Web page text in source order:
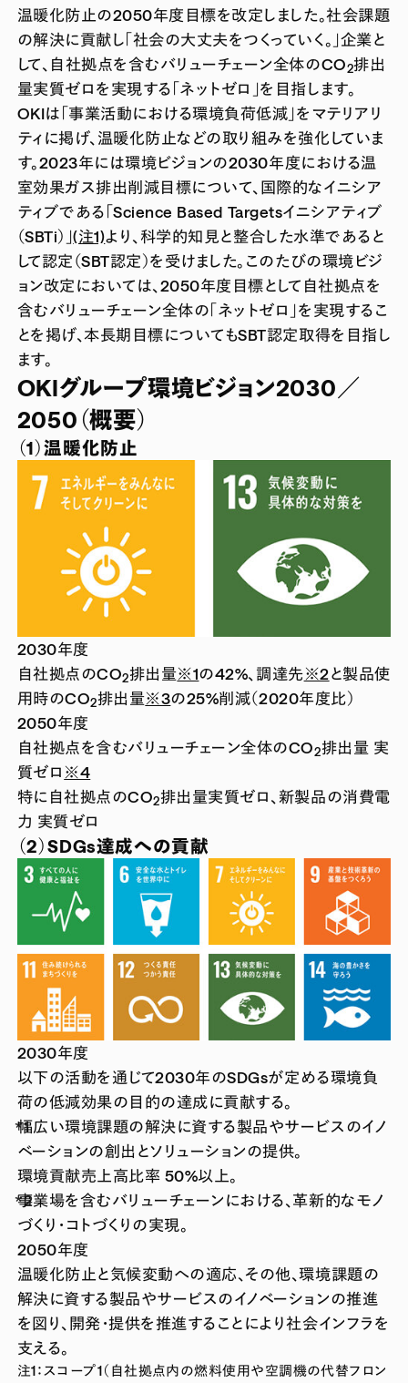
温暖化防止の2050年度目標を改定しました。社会課題
の解決に貢献し「社会の大丈夫をつくっていく。」企業と
して、自社拠点を含むバリューチェーン全体のCO2排出
量実質ゼロを実現する「ネットゼロ」を目指します。
OKIは「事業活動における環境負荷低減」をマテリアリ
ティに掲げ、温暖化防止などの取り組みを強化していま
す。2023年には環境ビジョンの2030年度における温
室効果ガス排出削減目標について、国際的なイニシア
ティブである「Science Based Targetsイニシアティブ
（SBTi）」(注1)より、科学的知見と整合した水準であると
して認定（SBT認定）を受けました。このたびの環境ビジ
ョン改定においては、2050年度目標として自社拠点を
含むバリューチェーン全体の「ネットゼロ」を実現するこ
とを掲げ、本長期目標についてもSBT認定取得を目指し
ます。
OKIグループ環境ビジョン2030／
2050（概要）
（1）温暖化防止
2030年度
自社拠点のCO2排出量※1の42%、調達先※2と製品使
用時のCO2排出量※3の25%削減（2020年度比）
2050年度
自社拠点を含むバリューチェーン全体のCO2排出量 実
質ゼロ ※4
特に自社拠点のCO2排出量実質ゼロ、新製品の消費電
力 実質ゼロ
（2）SDGs達成への貢献
2030年度
以下の活動を通じて2030年のSDGsが定める環境負
荷の低減効果の目的の達成に貢献する。
幅広い環境課題の解決に資する製品やサービスのイノ
ベーションの創出とソリューションの提供。
環境貢献売上高比率 50%以上。
事業場を含むバリューチェーンにおける、革新的なモノ
づくり・コトづくりの実現。
2050年度
温暖化防止と気候変動への適応、その他、環境課題の
解決に資する製品やサービスのイノベーションの推進
を図り、開発・提供を推進することにより社会インフラを
支える。
注1：スコープ1（自社拠点内の燃料使用や空調機の代替フロン